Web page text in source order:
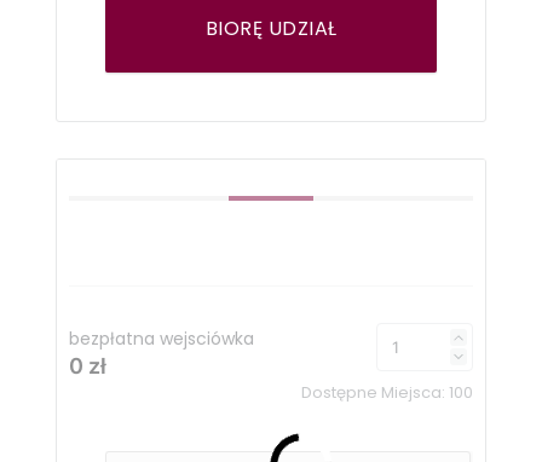
BIORĘ UDZIAŁ
bezpłatna wejsciówka
0 zł
Dostępne Miejsca: 100